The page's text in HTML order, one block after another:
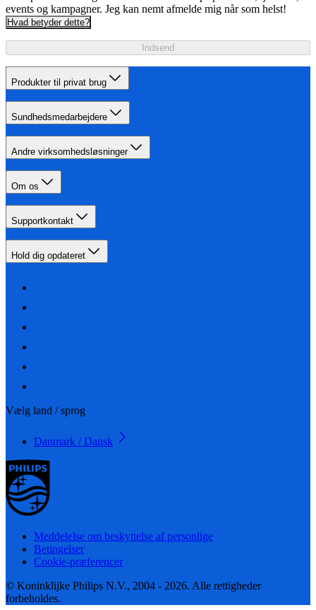
events og kampagner. Jeg kan nemt afmelde mig når som helst!
Hvad betyder dette?
Indsend
Produkter til privat brug
Sundhedsmedarbejdere
Andre virksomhedsløsninger
Om os
Supportkontakt
Hold dig opdateret
Vælg land / sprog
Danmark / Dansk
Meddelelse om beskyttelse af personlige
Betingelser
Cookie-præferencer
© Koninklijke Philips N.V., 2004 - 2026. Alle rettigheder
forbeholdes.